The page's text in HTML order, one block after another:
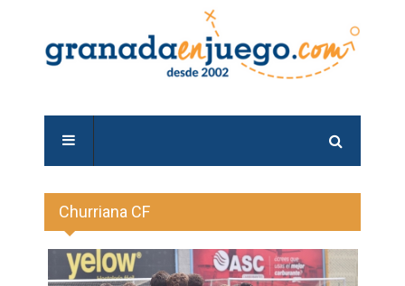
Churriana CF